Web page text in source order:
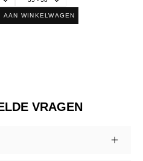
AAN WINKELWAGEN
VRAGEN